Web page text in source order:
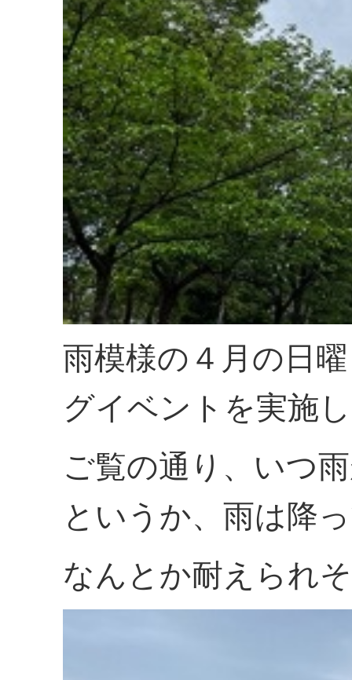
雨模様の４月の日
グイベントを実施
ご覧の通り、いつ
というか、雨は降
なんとか耐えられ